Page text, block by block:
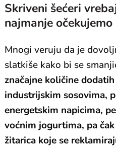
Skriveni šećeri
najmanje očekujemo
Mnogi veruju da je
slatkiše kako bi se
značajne količine
industrijskim sosovima,
energetskim napicima,
voćnim jogurtima, pa
žitarica koje se